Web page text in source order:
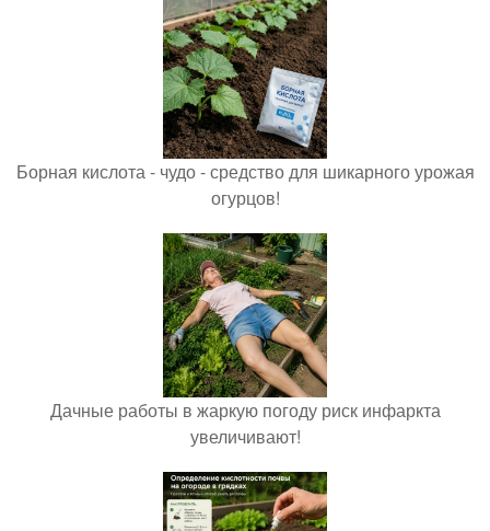
Борная кислота - чудо - средство для шикарного урожая
огурцов!
Дачные работы в жаркую погоду риск инфаркта
увеличивают!